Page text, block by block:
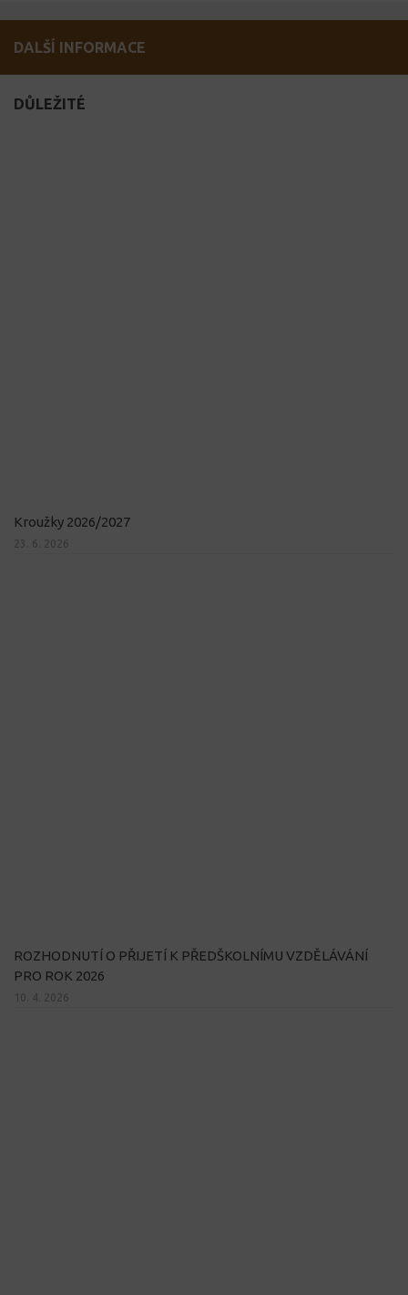
DALŠÍ INFORMACE
DŮLEŽITÉ
Kroužky 2026/2027
23. 6. 2026
ROZHODNUTÍ O PŘIJETÍ K PŘEDŠKOLNÍMU VZDĚLÁVÁNÍ
PRO ROK 2026
10. 4. 2026